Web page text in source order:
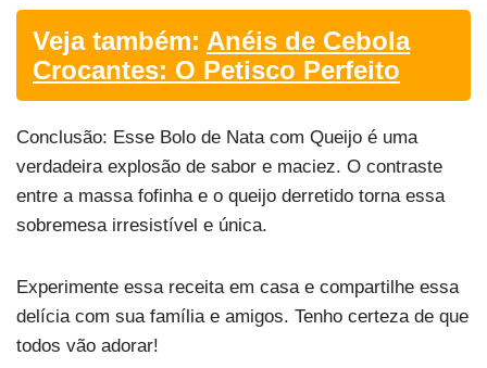
Veja também: Anéis de Cebola
Crocantes: O Petisco Perfeito
Conclusão: Esse Bolo de Nata com Queijo é uma
verdadeira explosão de sabor e maciez. O contraste
entre a massa fofinha e o queijo derretido torna essa
sobremesa irresistível e única.
Experimente essa receita em casa e compartilhe essa
delícia com sua família e amigos. Tenho certeza de que
todos vão adorar!